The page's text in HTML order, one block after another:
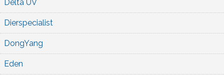
Delta UV
Dierspecialist
DongYang
Eden